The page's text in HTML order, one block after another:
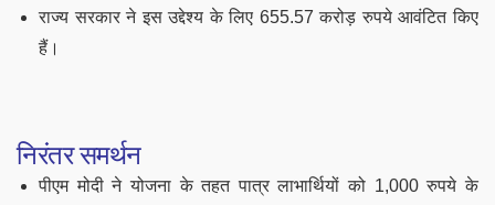
राज्य सरकार ने इस उद्देश्य के लिए 655.57 करोड़ रुपये आवंटित किए
हैं।
निरंतर समर्थन
पीएम मोदी ने योजना के तहत पात्र लाभार्थियों को 1,000 रुपये के